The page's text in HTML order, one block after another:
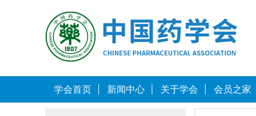
学会首页 新闻中心 关于学会 会员之家